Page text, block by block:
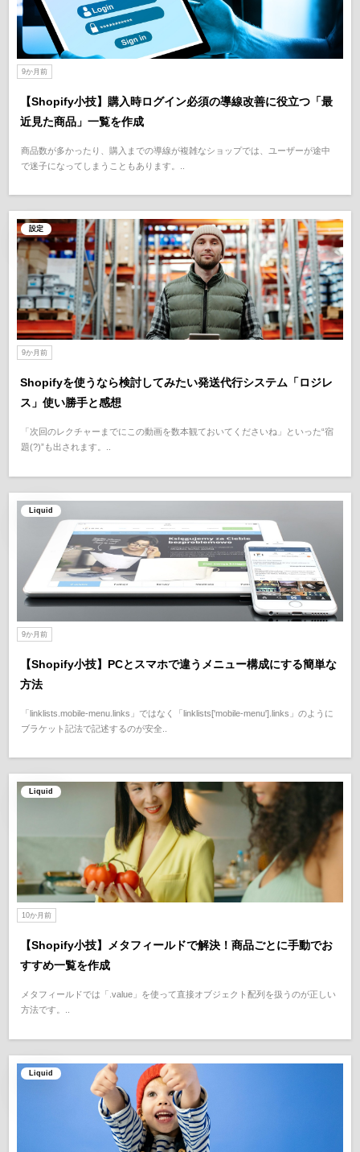
9か月前
【Shopify小技】購入時ログイン必須の導線改善に役立つ「最
近見た商品」一覧を作成
商品数が多かったり、購入までの導線が複雑なショップでは、ユーザーが途中
で迷子になってしまうこともあります。..
設定
9か月前
Shopifyを使うなら検討してみたい発送代行システム「ロジレ
ス」使い勝手と感想
「次回のレクチャーまでにこの動画を数本観ておいてくださいね」といった“宿
題(?)”も出されます。..
Liquid
9か月前
【Shopify小技】PCとスマホで違うメニュー構成にする簡単な
方法
「linklists.mobile-menu.links」ではなく「linklists['mobile-menu'].links」のように
ブラケット記法で記述するのが安全..
Liquid
10か月前
【Shopify小技】メタフィールドで解決！商品ごとに手動でお
すすめ一覧を作成
メタフィールドでは「.value」を使って直接オブジェクト配列を扱うのが正しい
方法です。..
Liquid